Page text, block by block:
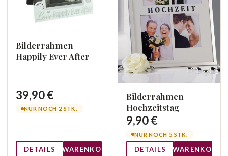
Bilderrahmen
Happily Ever After
39,90 €
NUR NOCH 2 STK.
DETAILS WARENKORB
Bilderrahmen
Hochzeitstag
9,90 €
NUR NOCH 5 STK.
DETAILS WARENKORB